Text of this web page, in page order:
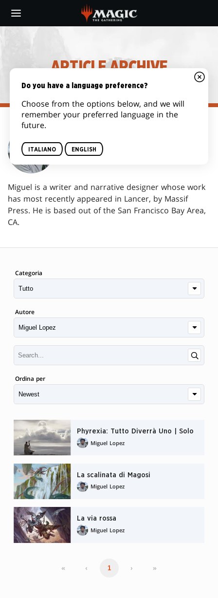
main
ARTICLE ARCHIVE
MIGUEL LOPEZ
Miguel is a writer and narrative designer whose work
has most recently appeared in Lancer, by Massif
Press. He is based out of the San Francisco Bay Area,
CA.
Categoria
Autore
Ordina per
Phyrexia: Tutto Diverrà Uno | Solo
Miguel Lopez
La scalinata di Magosi
Miguel Lopez
La via rossa
Miguel Lopez
« ‹ 1 › »
Do you have a language preference?
Choose from the options below, and we will
remember your preferred language in the
future.
ITALIANO ENGLISH